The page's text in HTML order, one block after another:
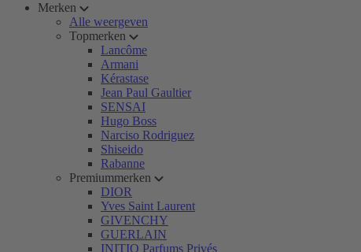
Merken
Alle weergeven
Topmerken
Lancôme
Armani
Kérastase
Jean Paul Gaultier
SENSAI
Hugo Boss
Narciso Rodriguez
Shiseido
Rabanne
Premiummerken
DIOR
Yves Saint Laurent
GIVENCHY
GUERLAIN
INITIO Parfums Privés